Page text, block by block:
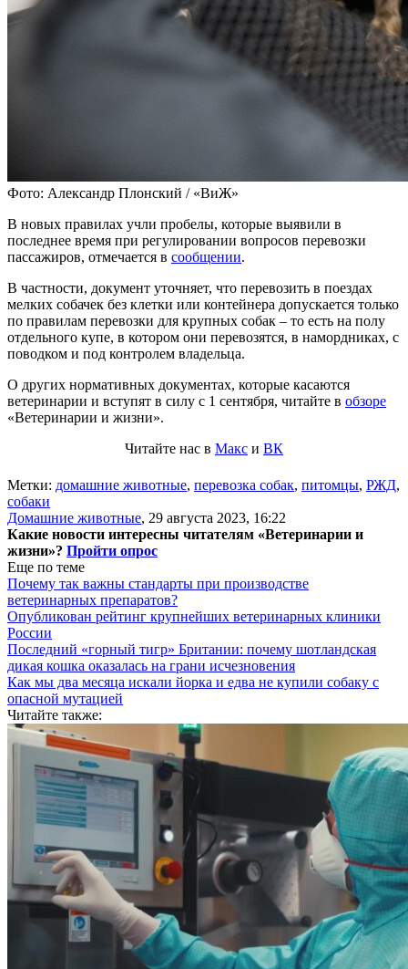
Фото: Александр Плонский / «ВиЖ»
В новых правилах учли пробелы, которые выявили в
последнее время при регулировании вопросов перевозки
пассажиров, отмечается в сообщении.
В частности, документ уточняет, что перевозить в поездах
мелких собачек без клетки или контейнера допускается только
по правилам перевозки для крупных собак – то есть на полу
отдельного купе, в котором они перевозятся, в намордниках, с
поводком и под контролем владельца.
О других нормативных документах, которые касаются
ветеринарии и вступят в силу с 1 сентября, читайте в обзоре
«Ветеринарии и жизни».
Читайте нас в Макс и ВК
Метки: домашние животные, перевозка собак, питомцы, РЖД,
собаки
Домашние животные, 29 августа 2023, 16:22
Какие новости интересны читателям «Ветеринарии и
жизни»? Пройти опрос
Еще по теме
Почему так важны стандарты при производстве
ветеринарных препаратов?
Опубликован рейтинг крупнейших ветеринарных клиники
России
Последний «горный тигр» Британии: почему шотландская
дикая кошка оказалась на грани исчезновения
Как мы два месяца искали йорка и едва не купили собаку с
опасной мутацией
Читайте также: